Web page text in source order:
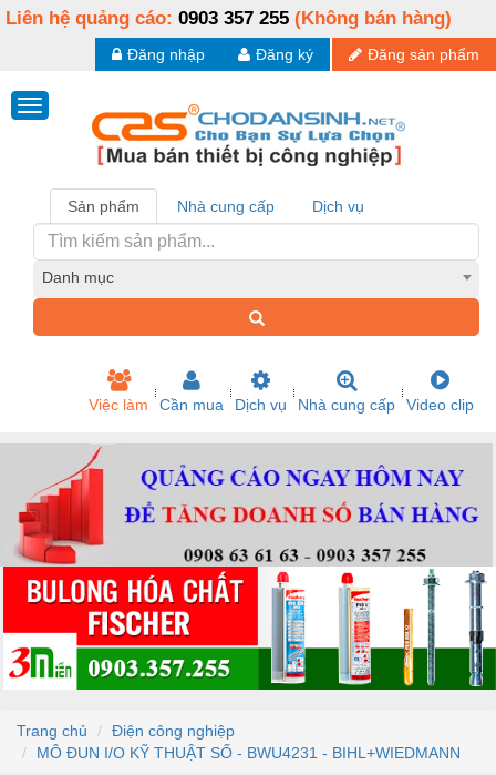
Liên hệ quảng cáo: 0903 357 255 (Không bán hàng)
Đăng sản phẩm
Đăng ký
Đăng nhập
Sản phẩm Nhà cung cấp Dịch vụ
Danh mục
Việc làm Cần mua Dịch vụ Nhà cung cấp Video clip
Trang chủ
Điện công nghiệp
MÔ ĐUN I/O KỸ THUẬT SỐ - BWU4231 - BIHL+WIEDMANN